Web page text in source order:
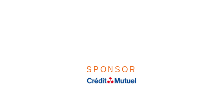
SPONSOR